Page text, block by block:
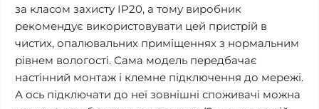
за класом захисту IP20, а тому виробник
рекомендує використовувати цей пристрій в
чистих, опалювальних приміщеннях з нормальним
рівнем вологості. Сама модель передбачає
настінний монтаж і клемне підключення до мережі.
А ось підключати до неї зовнішні споживачі можна